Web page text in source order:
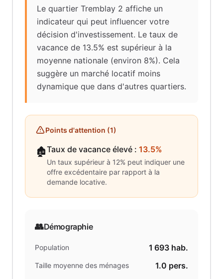
Le quartier Tremblay 2 affiche un
indicateur qui peut influencer votre
décision d'investissement. Le taux de
vacance de 13.5% est supérieur à la
moyenne nationale (environ 8%). Cela
suggère un marché locatif moins
dynamique que dans d'autres quartiers.
Points d'attention (1)
🏚️Taux de vacance élevé : 13.5%
Un taux supérieur à 12% peut indiquer une
offre excédentaire par rapport à la
demande locative.
👥Démographie
Population 1 693 hab.
Taille moyenne des ménages 1.0 pers.